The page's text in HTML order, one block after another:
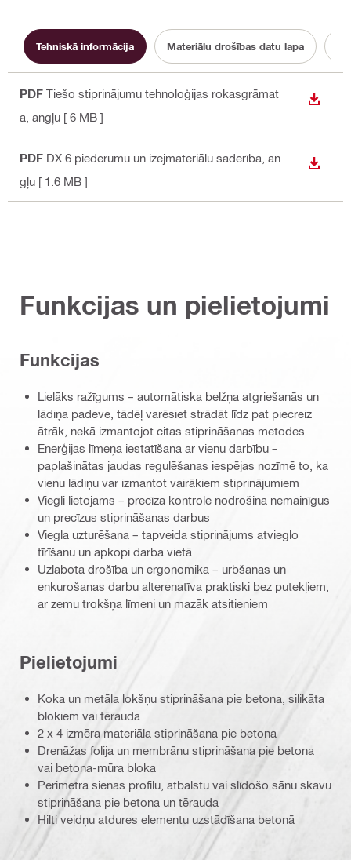
Tehniskā informācija Materiālu drošības datu lapa
PDF Tiešo stiprinājumu tehnoloģijas rokasgrāmat
a , angļu [ 6 MB ]
PDF DX 6 piederumu un izejmateriālu saderība , an
gļu [ 1.6 MB ]
Funkcijas un pielietojumi
Funkcijas
Lielāks ražīgums – automātiska belžņa atgriešanās un
lādiņa padeve, tādēļ varēsiet strādāt līdz pat piecreiz
ātrāk, nekā izmantojot citas stiprināšanas metodes
Enerģijas līmeņa iestatīšana ar vienu darbību –
paplašinātas jaudas regulēšanas iespējas nozīmē to, ka
vienu lādiņu var izmantot vairākiem stiprinājumiem
Viegli lietojams – precīza kontrole nodrošina nemainīgus
un precīzus stiprināšanas darbus
Viegla uzturēšana – tapveida stiprinājums atvieglo
tīrīšanu un apkopi darba vietā
Uzlabota drošība un ergonomika – urbšanas un
enkurošanas darbu alterenatīva praktiski bez putekļiem,
ar zemu trokšņa līmeni un mazāk atsitieniem
Pielietojumi
Koka un metāla lokšņu stiprināšana pie betona, silikāta
blokiem vai tērauda
2 x 4 izmēra materiāla stiprināšana pie betona
Drenāžas folija un membrānu stiprināšana pie betona
vai betona-mūra bloka
Perimetra sienas profilu, atbalstu vai slīdošo sānu skavu
stiprināšana pie betona un tērauda
Hilti veidņu atdures elementu uzstādīšana betonā